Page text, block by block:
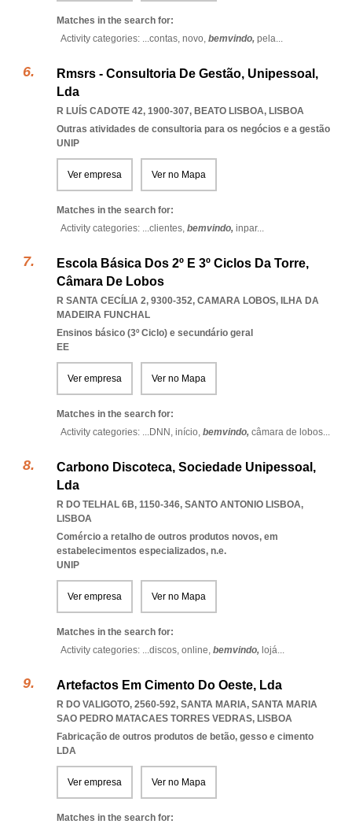
Matches in the search for:
Activity categories: ...contas, novo, bemvindo, pela...
Rmsrs - Consultoria De Gestão, Unipessoal,
Lda
R LUÍS CADOTE 42, 1900-307, BEATO LISBOA, LISBOA
Outras atividades de consultoria para os negócios e a gestão
UNIP
Ver empresa Ver no Mapa
Matches in the search for:
Activity categories: ...clientes, bemvindo, inpar...
Escola Básica Dos 2º E 3º Ciclos Da Torre,
Câmara De Lobos
R SANTA CECÍLIA 2, 9300-352, CAMARA LOBOS, ILHA DA
MADEIRA FUNCHAL
Ensinos básico (3º Ciclo) e secundário geral
EE
Ver empresa Ver no Mapa
Matches in the search for:
Activity categories: ...DNN, início, bemvindo, câmara de lobos...
Carbono Discoteca, Sociedade Unipessoal,
Lda
R DO TELHAL 6B, 1150-346, SANTO ANTONIO LISBOA,
LISBOA
Comércio a retalho de outros produtos novos, em
estabelecimentos especializados, n.e.
UNIP
Ver empresa Ver no Mapa
Matches in the search for:
Activity categories: ...discos, online, bemvindo, lojá...
Artefactos Em Cimento Do Oeste, Lda
R DO VALIGOTO, 2560-592, SANTA MARIA, SANTA MARIA
SAO PEDRO MATACAES TORRES VEDRAS, LISBOA
Fabricação de outros produtos de betão, gesso e cimento
LDA
Ver empresa Ver no Mapa
Matches in the search for: